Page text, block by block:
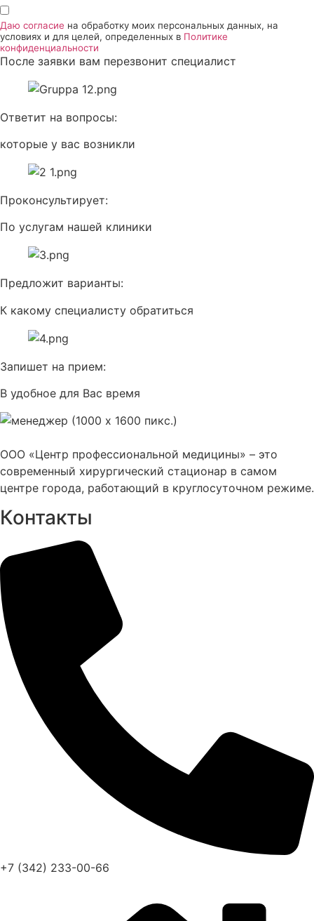
Даю согласие на обработку моих персональных данных, на
условиях и для целей, определенных в Политике
конфиденциальности
После заявки вам перезвонит специалист
Ответит на вопросы:
которые у вас возникли
Проконсультирует:
По услугам нашей клиники
Предложит варианты:
К какому специалисту обратиться
Запишет на прием:
В удобное для Вас время
ООО «Центр профессиональной медицины» – это
современный хирургический стационар в самом
центре города, работающий в круглосуточном режиме.
Контакты
+7 (342) 233-00-66